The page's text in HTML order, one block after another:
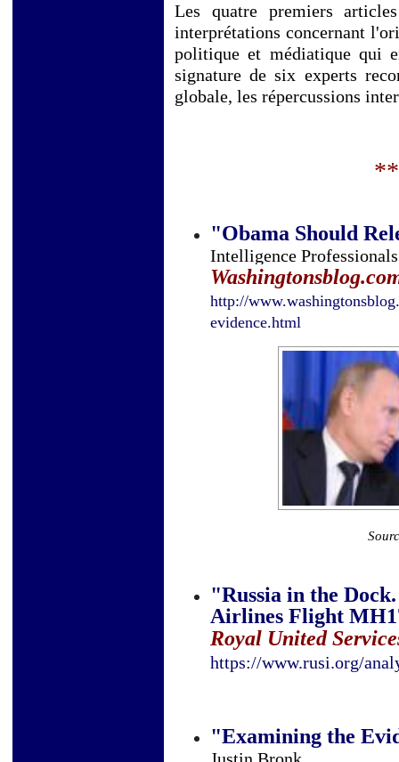
Les quatre premiers
interprétations concernant
politique et médiatique qui
signature de six experts
globale, les répercussions
"Obama Should
Intelligence
http://
evidence.html
"Russia in the
Airlines Flight
Royal United
https://www.rusi.org/
"Examining the